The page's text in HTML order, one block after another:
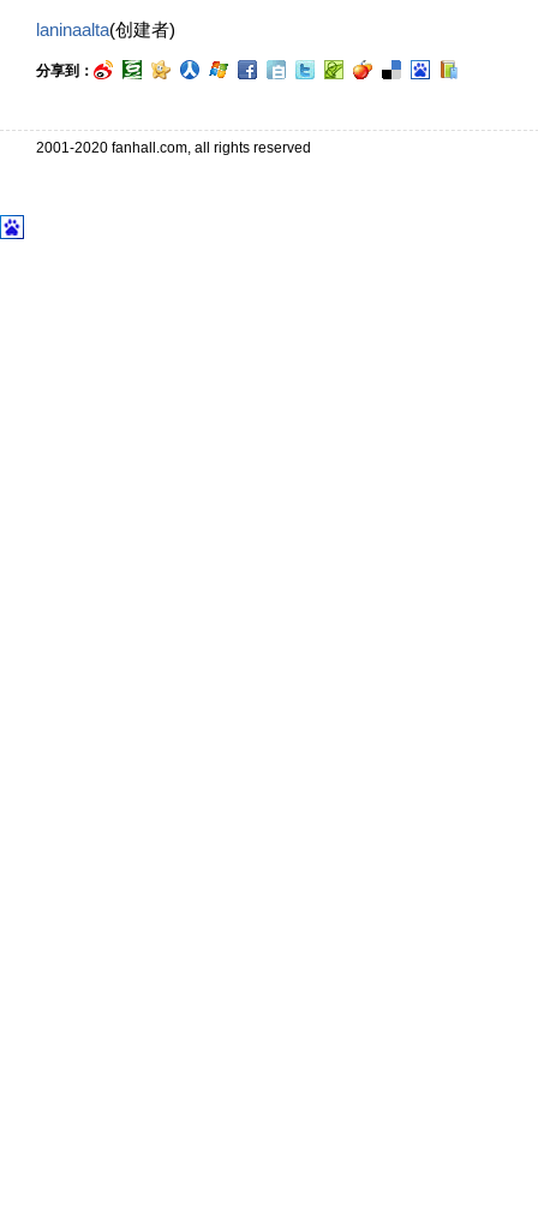
laninaalta(创建者)
分享到：
2001-2020 fanhall.com, all rights reserved